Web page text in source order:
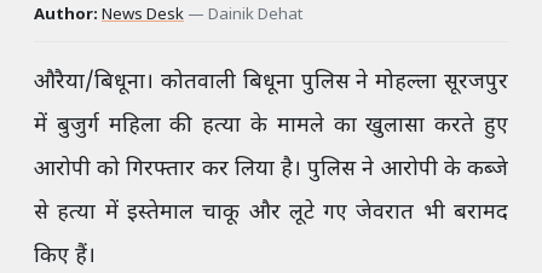
Author: News Desk — Dainik Dehat
औरैया/बिधूना। कोतवाली बिधूना पुलिस ने मोहल्ला सूरजपुर
में बुजुर्ग महिला की हत्या के मामले का खुलासा करते हुए
आरोपी को गिरफ्तार कर लिया है। पुलिस ने आरोपी के कब्जे
से हत्या में इस्तेमाल चाकू और लूटे गए जेवरात भी बरामद
किए हैं।